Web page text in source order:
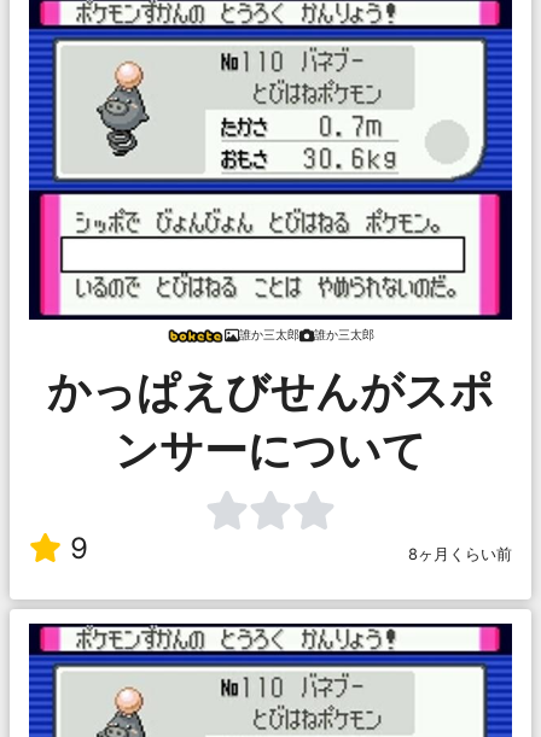
誰か三太郎 誰か三太郎
かっぱえびせんがスポ
ンサーについて
9 8ヶ月くらい前